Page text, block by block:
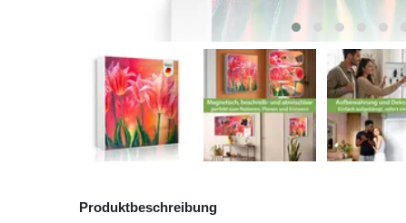
Produktbeschreibung